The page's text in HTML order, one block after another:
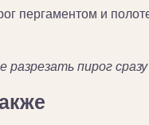
пергаментом и
пирог